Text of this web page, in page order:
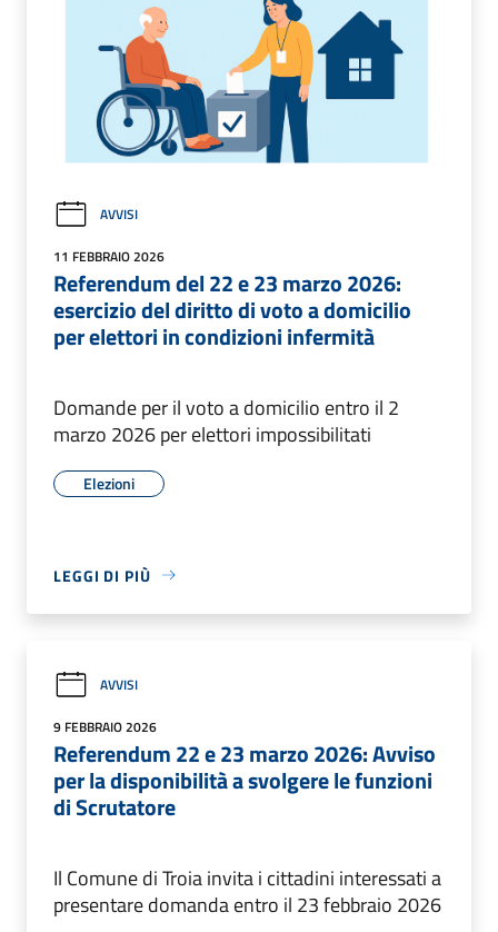
AVVISI
11 FEBBRAIO 2026
Referendum del 22 e 23 marzo 2026:
esercizio del diritto di voto a domicilio
per elettori in condizioni infermità
Domande per il voto a domicilio entro il 2
marzo 2026 per elettori impossibilitati
Elezioni
LEGGI DI PIÙ
AVVISI
9 FEBBRAIO 2026
Referendum 22 e 23 marzo 2026: Avviso
per la disponibilità a svolgere le funzioni
di Scrutatore
Il Comune di Troia invita i cittadini interessati a
presentare domanda entro il 23 febbraio 2026